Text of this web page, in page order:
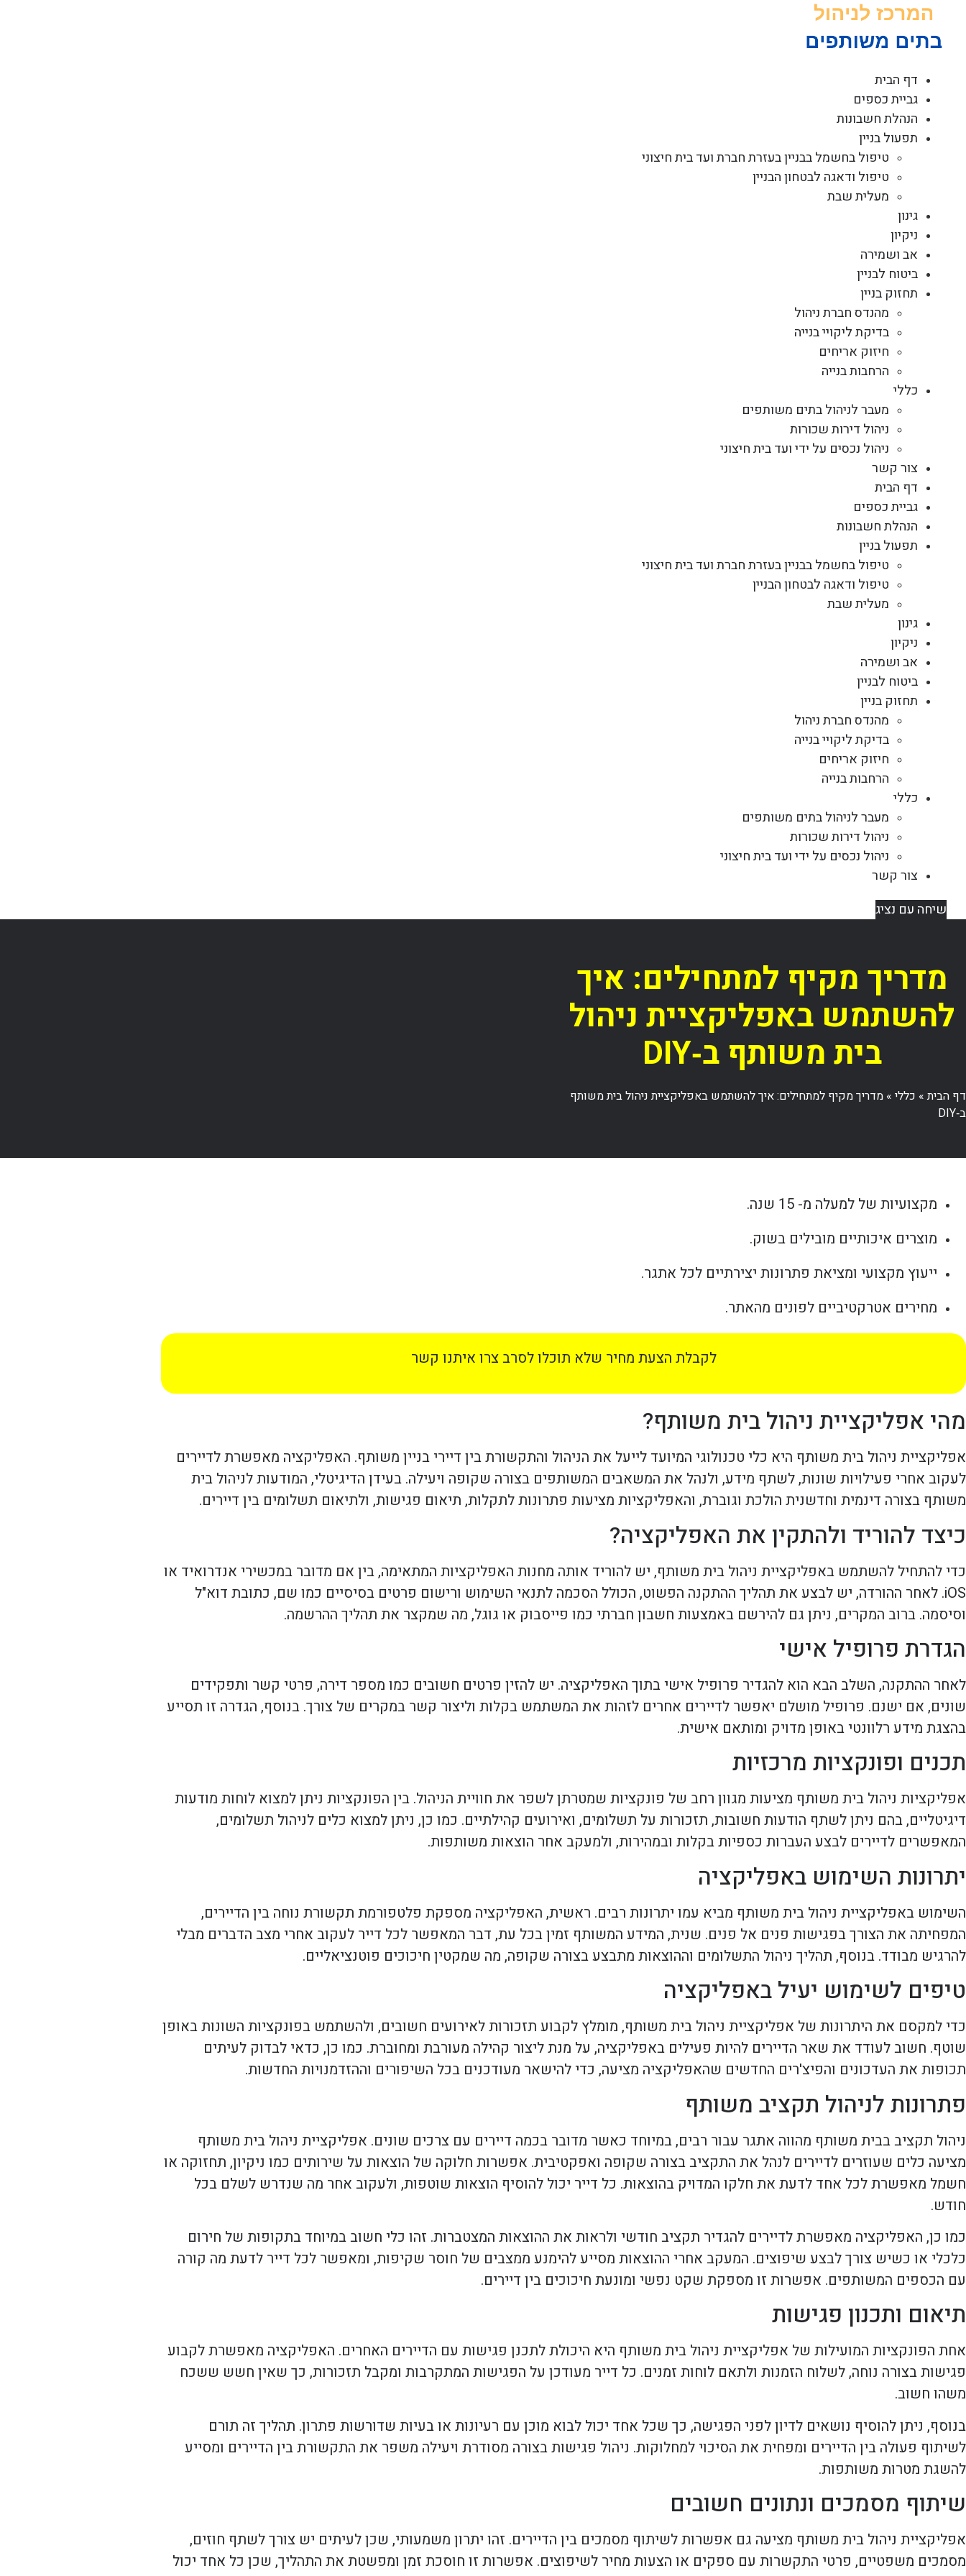
דף הבית
גביית כספים
הנהלת חשבונות
תפעול בניין
טיפול בחשמל בבניין בעזרת חברת ועד בית חיצוני
טיפול ודאגה לבטחון הבניין
מעלית שבת
גינון
ניקיון
אב ושמירה
ביטוח לבניין
תחזוק בניין
מהנדס חברת ניהול
בדיקת ליקויי בנייה
חיזוק אריחים
הרחבות בנייה
כללי
מעבר לניהול בתים משותפים
ניהול דירות שכורות
ניהול נכסים על ידי ועד בית חיצוני
צור קשר
דף הבית
גביית כספים
הנהלת חשבונות
תפעול בניין
טיפול בחשמל בבניין בעזרת חברת ועד בית חיצוני
טיפול ודאגה לבטחון הבניין
מעלית שבת
גינון
ניקיון
אב ושמירה
ביטוח לבניין
תחזוק בניין
מהנדס חברת ניהול
בדיקת ליקויי בנייה
חיזוק אריחים
הרחבות בנייה
כללי
מעבר לניהול בתים משותפים
ניהול דירות שכורות
ניהול נכסים על ידי ועד בית חיצוני
צור קשר
שיחה עם נציג
מדריך מקיף למתחילים: איך
להשתמש באפליקציית ניהול
בית משותף ב‑DIY
דף הבית» כללי » מדריך מקיף למתחילים: איך להשתמש באפליקציית ניהול בית משותף
ב‑DIY
מקצועיות של למעלה מ- 15 שנה.
מוצרים איכותיים מובילים בשוק.
ייעוץ מקצועי ומציאת פתרונות יצירתיים לכל אתגר.
מחירים אטרקטיביים לפונים מהאתר.
לקבלת הצעת מחיר שלא תוכלו לסרב צרו איתנו קשר
מהי אפליקציית ניהול בית משותף?
אפליקציית ניהול בית משותף היא כלי טכנולוגי המיועד לייעל את הניהול והתקשורת בין דיירי בניין משותף. האפליקציה מאפשרת לדיירים
לעקוב אחרי פעילויות שונות, לשתף מידע, ולנהל את המשאבים המשותפים בצורה שקופה ויעילה. בעידן הדיגיטלי, המודעות לניהול בית
משותף בצורה דינמית וחדשנית הולכת וגוברת, והאפליקציות מציעות פתרונות לתקלות, תיאום פגישות, ולתיאום תשלומים בין דיירים.
כיצד להוריד ולהתקין את האפליקציה?
כדי להתחיל להשתמש באפליקציית ניהול בית משותף, יש להוריד אותה מחנות האפליקציות המתאימה, בין אם מדובר במכשירי אנדרואיד או
iOS. לאחר ההורדה, יש לבצע את תהליך ההתקנה הפשוט, הכולל הסכמה לתנאי השימוש ורישום פרטים בסיסיים כמו שם, כתובת דוא"ל
וסיסמה. ברוב המקרים, ניתן גם להירשם באמצעות חשבון חברתי כמו פייסבוק או גוגל, מה שמקצר את תהליך ההרשמה.
הגדרת פרופיל אישי
לאחר ההתקנה, השלב הבא הוא להגדיר פרופיל אישי בתוך האפליקציה. יש להזין פרטים חשובים כמו מספר דירה, פרטי קשר ותפקידים
שונים, אם ישנם. פרופיל מושלם יאפשר לדיירים אחרים לזהות את המשתמש בקלות וליצור קשר במקרים של צורך. בנוסף, הגדרה זו תסייע
בהצגת מידע רלוונטי באופן מדויק ומותאם אישית.
תכנים ופונקציות מרכזיות
אפליקציות ניהול בית משותף מציעות מגוון רחב של פונקציות שמטרתן לשפר את חוויית הניהול. בין הפונקציות ניתן למצוא לוחות מודעות
דיגיטליים, בהם ניתן לשתף הודעות חשובות, תזכורות על תשלומים, ואירועים קהילתיים. כמו כן, ניתן למצוא כלים לניהול תשלומים,
המאפשרים לדיירים לבצע העברות כספיות בקלות ובמהירות, ולמעקב אחר הוצאות משותפות.
יתרונות השימוש באפליקציה
השימוש באפליקציית ניהול בית משותף מביא עמו יתרונות רבים. ראשית, האפליקציה מספקת פלטפורמת תקשורת נוחה בין הדיירים,
המפחיתה את הצורך בפגישות פנים אל פנים. שנית, המידע המשותף זמין בכל עת, דבר המאפשר לכל דייר לעקוב אחרי מצב הדברים מבלי
להרגיש מבודד. בנוסף, תהליך ניהול התשלומים וההוצאות מתבצע בצורה שקופה, מה שמקטין חיכוכים פוטנציאליים.
טיפים לשימוש יעיל באפליקציה
כדי למקסם את היתרונות של אפליקציית ניהול בית משותף, מומלץ לקבוע תזכורות לאירועים חשובים, ולהשתמש בפונקציות השונות באופן
שוטף. חשוב לעודד את שאר הדיירים להיות פעילים באפליקציה, על מנת ליצור קהילה מעורבת ומחוברת. כמו כן, כדאי לבדוק לעיתים
תכופות את העדכונים והפיצ'רים החדשים שהאפליקציה מציעה, כדי להישאר מעודכנים בכל השיפורים וההזדמנויות החדשות.
פתרונות לניהול תקציב משותף
ניהול תקציב בבית משותף מהווה אתגר עבור רבים, במיוחד כאשר מדובר בכמה דיירים עם צרכים שונים. אפליקציית ניהול בית משותף
מציעה כלים שעוזרים לדיירים לנהל את התקציב בצורה שקופה ואפקטיבית. אפשרות חלוקה של הוצאות על שירותים כמו ניקיון, תחזוקה או
חשמל מאפשרת לכל אחד לדעת את חלקו המדויק בהוצאות. כל דייר יכול להוסיף הוצאות שוטפות, ולעקוב אחר מה שנדרש לשלם בכל
חודש.
כמו כן, האפליקציה מאפשרת לדיירים להגדיר תקציב חודשי ולראות את ההוצאות המצטברות. זהו כלי חשוב במיוחד בתקופות של חירום
כלכלי או כשיש צורך לבצע שיפוצים. המעקב אחרי ההוצאות מסייע להימנע ממצבים של חוסר שקיפות, ומאפשר לכל דייר לדעת מה קורה
עם הכספים המשותפים. אפשרות זו מספקת שקט נפשי ומונעת חיכוכים בין דיירים.
תיאום ותכנון פגישות
אחת הפונקציות המועילות של אפליקציית ניהול בית משותף היא היכולת לתכנן פגישות עם הדיירים האחרים. האפליקציה מאפשרת לקבוע
פגישות בצורה נוחה, לשלוח הזמנות ולתאם לוחות זמנים. כל דייר מעודכן על הפגישות המתקרבות ומקבל תזכורות, כך שאין חשש ששכח
משהו חשוב.
בנוסף, ניתן להוסיף נושאים לדיון לפני הפגישה, כך שכל אחד יכול לבוא מוכן עם רעיונות או בעיות שדורשות פתרון. תהליך זה תורם
לשיתוף פעולה בין הדיירים ומפחית את הסיכוי למחלוקות. ניהול פגישות בצורה מסודרת ויעילה משפר את התקשורת בין הדיירים ומסייע
להשגת מטרות משותפות.
שיתוף מסמכים ונתונים חשובים
אפליקציית ניהול בית משותף מציעה גם אפשרות לשיתוף מסמכים בין הדיירים. זהו יתרון משמעותי, שכן לעיתים יש צורך לשתף חוזים,
מסמכים משפטיים, פרטי התקשרות עם ספקים או הצעות מחיר לשיפוצים. אפשרות זו חוסכת זמן ומפשטת את התהליך, שכן כל אחד יכול